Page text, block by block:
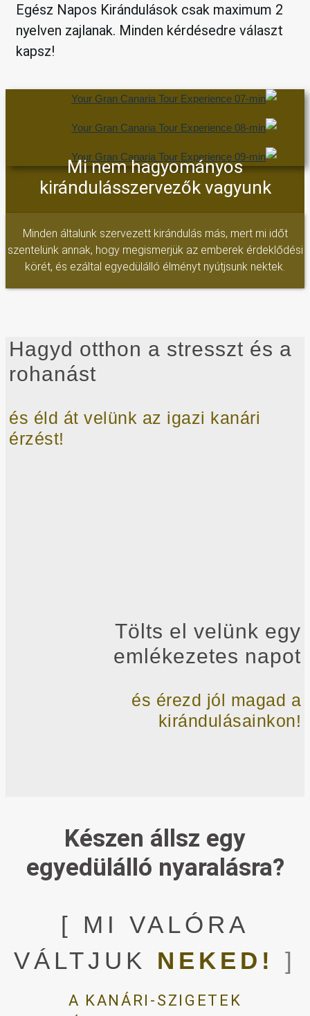
Egész Napos Kirándulások csak maximum 2
nyelven zajlanak. Minden kérdésedre választ
kapsz!
Mi nem hagyományos
kirándulásszervezők vagyunk
Minden általunk szervezett kirándulás más, mert mi időt
szentelünk annak, hogy megismerjük az emberek érdeklődési
körét, és ezáltal egyedülálló élményt nyútjsunk nektek.
Hagyd otthon a stresszt és a
rohanást
és éld át velünk az igazi kanári
érzést!
Tölts el velünk egy
emlékezetes napot
és érezd jól magad a
kirándulásainkon!
Készen állsz egy
egyedülálló nyaralásra?
[ MI VALÓRA
VÁLTJUK NEKED! ]
A KANÁRI-SZIGETEK